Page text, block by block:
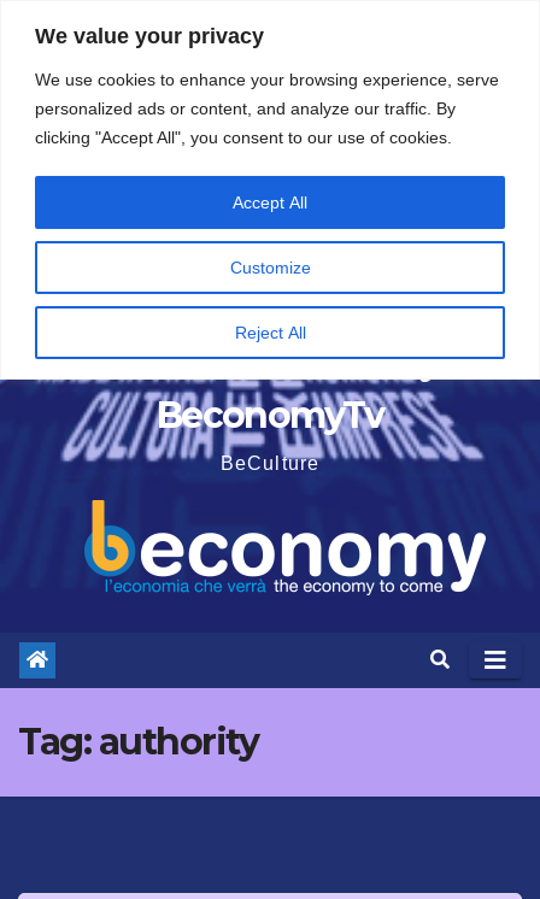
We value your privacy
We use cookies to enhance your browsing experience, serve
personalized ads or content, and analyze our traffic. By
clicking "Accept All", you consent to our use of cookies.
Customize
Reject All
Accept All
contenuto
5 Agosto 2026
BeconomyTv
BeCulture
Tag:authority